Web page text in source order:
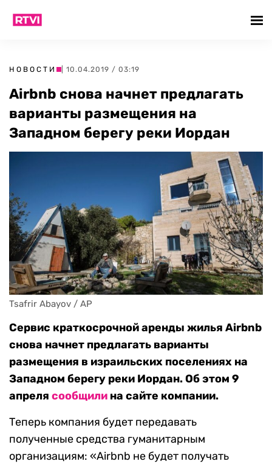
НОВОСТИ | 10.04.2019 / 03:19
Airbnb снова начнет предлагать
варианты размещения на
Западном берегу реки Иордан
Tsafrir Abayov / AP
Сервис краткосрочной аренды жилья Airbnb
снова начнет предлагать варианты
размещения в израильских поселениях на
Западном берегу реки Иордан. Об этом 9
апреля сообщили на сайте компании.
Теперь компания будет передавать
полученные средства гуманитарным
организациям: «Airbnb не будет получать